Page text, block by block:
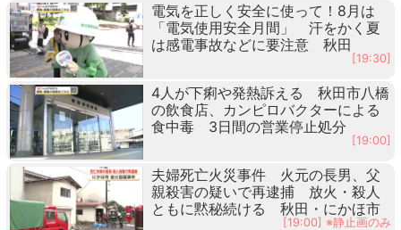
電気を正しく安全に使って！8月は
「電気使用安全月間」 汗をかく夏
は感電事故などに要注意 秋田
[19:30]
4人が下痢や発熱訴える 秋田市八橋
の飲食店、カンピロバクターによる
食中毒 3日間の営業停止処分
[19:00]
夫婦死亡火災事件 火元の長男、父
親殺害の疑いで再逮捕 放火・殺人
ともに黙秘続ける 秋田・にかほ市
[19:00] ※静止画のみ